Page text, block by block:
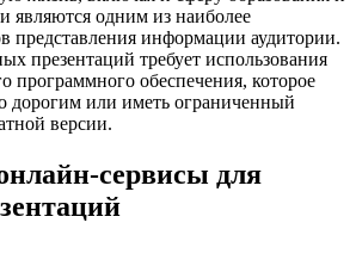
являются одним из наиболее
представления информации аудитории.
презентаций требует использования
программного обеспечения, которое
дорогим или иметь ограниченный
версии.
сервисы для